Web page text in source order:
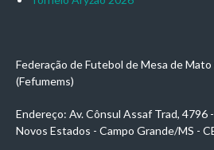
Federação de Futebol de Mesa de Mato
(Fefumems)
Endereço: Av. Cônsul Assaf Trad, 4796
Novos Estados - Campo Grande/MS -